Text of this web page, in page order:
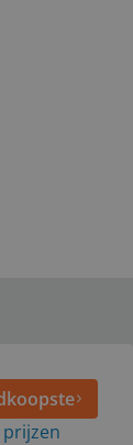
prijzen